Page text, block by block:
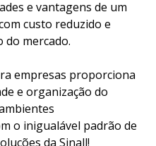
e vantagens de um
custo reduzido e
do mercado.
empresas proporciona
e organização do
o inigualável padrão de
da Sinall!